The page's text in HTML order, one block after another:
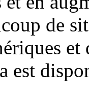
de
et
est